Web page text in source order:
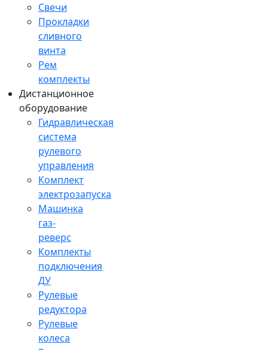
Свечи
Прокладки
сливного
винта
Рем
комплекты
Дистанционное
оборудование
Гидравлическая
система
рулевого
управления
Комплект
электрозапуска
Машинка
газ-
реверс
Комплекты
подключения
ДУ
Рулевые
редуктора
Рулевые
колеса